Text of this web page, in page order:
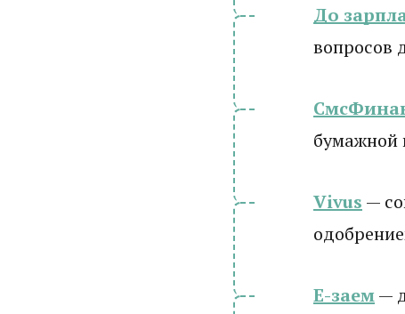
До
вопросов
бумажной
Vivus —
Е-заем—